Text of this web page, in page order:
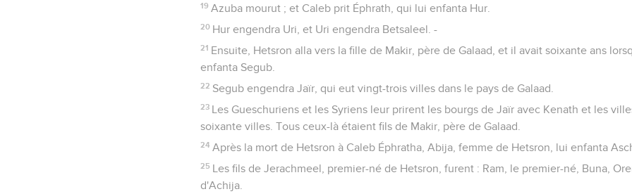
19 Azuba mourut ; et Caleb prit Éphrath, qui lui enfanta Hur.
20 Hur engendra Uri, et Uri engendra Betsaleel. -
21 Ensuite, Hetsron alla vers la fille de Makir, père de Galaad, et il avait soixante ans
enfanta Segub.
22 Segub engendra Jaïr, qui eut vingt-trois villes dans le pays de Galaad.
23 Les Gueschuriens et les Syriens leur prirent les bourgs de Jaïr avec Kenath et les
soixante villes. Tous ceux-là étaient fils de Makir, père de Galaad.
24 Après la mort de Hetsron à Caleb Éphratha, Abija, femme de Hetsron, lui enfanta
25 Les fils de Jerachmeel, premier-né de Hetsron, furent : Ram, le premier-né, Buna,
d'Achija.